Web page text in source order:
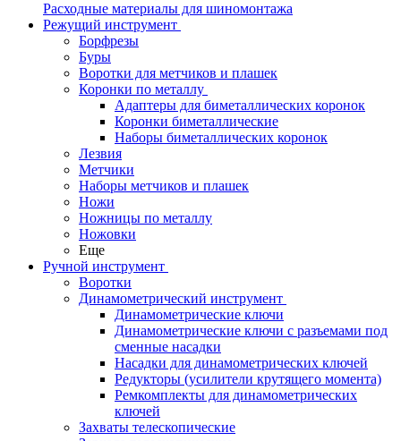
Расходные материалы для шиномонтажа
Режущий инструмент
Борфрезы
Буры
Воротки для метчиков и плашек
Коронки по металлу
Адаптеры для биметаллических коронок
Коронки биметаллические
Наборы биметаллических коронок
Лезвия
Метчики
Наборы метчиков и плашек
Ножи
Ножницы по металлу
Ножовки
Еще
Ручной инструмент
Воротки
Динамометрический инструмент
Динамометрические ключи
Динамометрические ключи с разъемами под
сменные насадки
Насадки для динамометрических ключей
Редукторы (усилители крутящего момента)
Ремкомплекты для динамометрических
ключей
Захваты телескопические